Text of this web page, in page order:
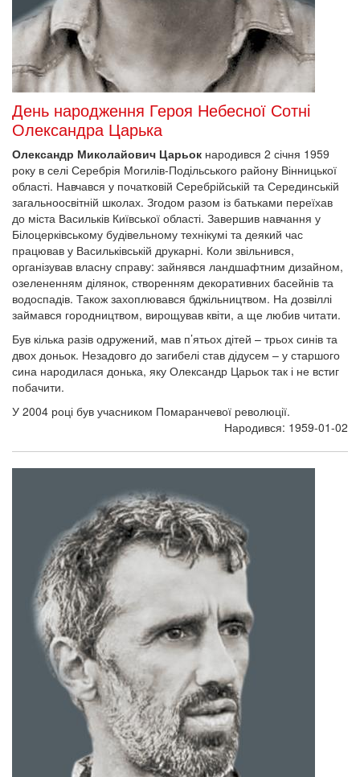
День народження Героя Небесної Сотні
Олександра Царька
Олександр Миколайович Царьок народився 2 січня 1959
року в селі Серебрія Могилів-Подільського району Вінницької
області. Навчався у початковій Серебрійській та Серединській
загальноосвітній школах. Згодом разом із батьками переїхав
до міста Васильків Київської області. Завершив навчання у
Білоцерківському будівельному технікумі та деякий час
працював у Васильківській друкарні. Коли звільнився,
організував власну справу: зайнявся ландшафтним дизайном,
озелененням ділянок, створенням декоративних басейнів та
водоспадів. Також захоплювався бджільництвом. На дозвіллі
займався городництвом, вирощував квіти, а ще любив читати.
Був кілька разів одружений, мав п’ятьох дітей – трьох синів та
двох доньок. Незадовго до загибелі став дідусем – у старшого
сина народилася донька, яку Олександр Царьок так і не встиг
побачити.
У 2004 році був учасником Помаранчевої революції.
Народився: 1959-01-02